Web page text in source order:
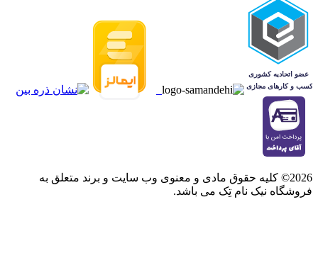
2026© کلیه حقوق مادی و معنوی وب سایت و برند متعلق به
فروشگاه نیک نام تِک می باشد.